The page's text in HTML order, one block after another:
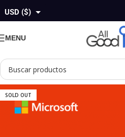
USD ($)
AUD ($)
CAD ($)
MENU
SOLD OUT